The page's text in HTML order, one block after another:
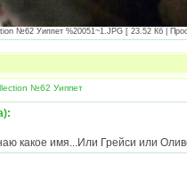
№62 Уиппет %20051~1.JPG [ 23.52 Кб |
№62 Уиппет
какое имя...Или Грейси или